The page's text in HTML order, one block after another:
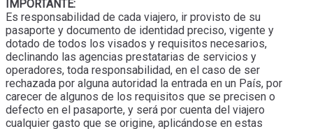
IMPORTANTE:
Es responsabilidad de cada viajero, ir provisto de su
pasaporte y documento de identidad preciso, vigente y
dotado de todos los visados y requisitos necesarios,
declinando las agencias prestatarias de servicios y
operadores, toda responsabilidad, en el caso de ser
rechazada por alguna autoridad la entrada en un País, por
carecer de algunos de los requisitos que se precisen o
defecto en el pasaporte, y será por cuenta del viajero
cualquier gasto que se origine, aplicándose en estas